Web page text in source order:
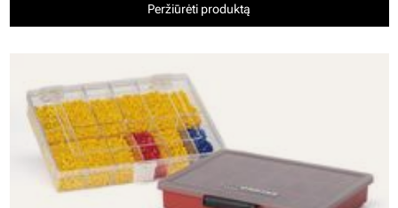
Peržiūrėti produktą